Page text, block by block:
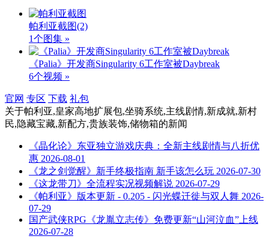
帕利亚截图(2)
1个图集 »
《Palia》开发商Singularity 6工作室被Daybreak
6个视频 »
官网 专区 下载 礼包
关于帕利亚,皇家高地扩展包,坐骑系统,主线剧情,新成就,新村
民,隐藏宝藏,新配方,贵族装饰,储物箱的新闻
《晶化论》东亚独立游戏庆典：全新主线剧情与八折优
惠 2026-08-01
《龙之剑觉醒》新手终极指南 新手该怎么玩 2026-07-30
《这龙带刀》全流程实况视频解说 2026-07-29
《帕利亚》版本更新 - 0.205 - 闪光蝶迁徙与双人舞 2026-
07-29
国产武侠RPG《龙胤立志传》免费更新“山河泣血”上线
2026-07-28